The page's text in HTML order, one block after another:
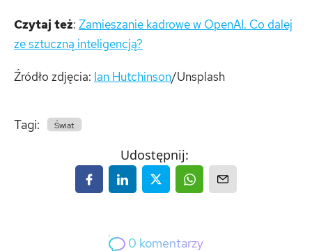
Czytaj też: Zamieszanie kadrowe w OpenAI. Co dalej
ze sztuczną inteligencją?
Źródło zdjęcia: Ian Hutchinson/Unsplash
Tagi: Świat
Udostępnij:
0 komentarzy